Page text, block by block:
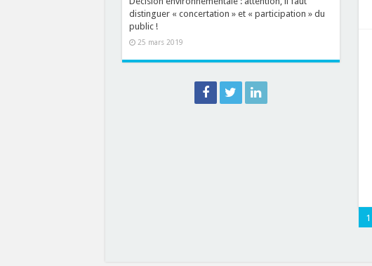
1
distinguer « concertation » et « participation » du
public !
25 mars 2019